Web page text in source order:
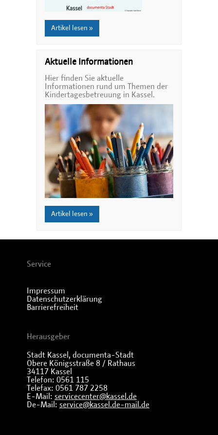
Artikel lesen »
Aktuelle Informationen
Hier finden Sie aktuelle
Informationen rund um Themen der
Kindertagesbetreuung in Kassel.
Artikel lesen »
Service
Impressum
Datenschutzerklärung
Barrierefreiheit
Herausgeber
Stadt Kassel, documenta-Stadt
Obere Königsstraße 8 / Rathaus
34117 Kassel
Telefon: 0561 115
Telefax: 0561 787 2258
E-Mail: servicecenter@kassel.de
De-Mail: service@kassel.de-mail.de